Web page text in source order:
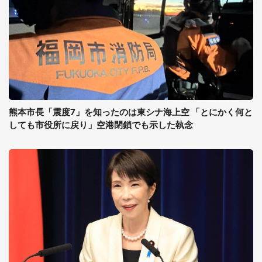
熊本市長「震度7」を知ったのは東シナ海上空 「とにかく何と
しても市役所に戻り」空港閉鎖でも示した執念